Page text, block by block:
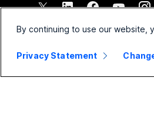
2026 Cisco ja/tai sen
By continuing to use our website,
Privacy Statement